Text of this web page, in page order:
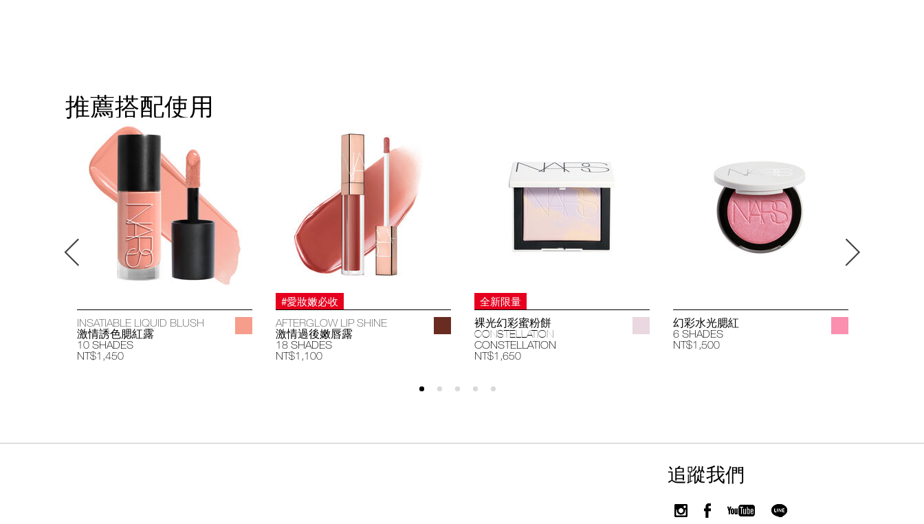
推薦搭配使用
INSATIABLE LIQUID BLUSH
激情誘色腮紅露
10 SHADES
NT$1,450
#愛妝嫩必收
AFTERGLOW LIP SHINE
激情過後嫩唇露
18 SHADES
NT$1,100
全新限量
裸光幻彩蜜粉餅
CONSTELLATION
CONSTELLATION
NT$1,650
幻彩水光腮紅
6 SHADES
NT$1,500
追蹤我們